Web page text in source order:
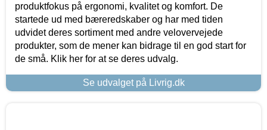
produktfokus på ergonomi, kvalitet og komfort. De
startede ud med bæreredskaber og har med tiden
udvidet deres sortiment med andre velovervejede
produkter, som de mener kan bidrage til en god start for
de små. Klik her for at se deres udvalg.
Se udvalget på Livrig.dk